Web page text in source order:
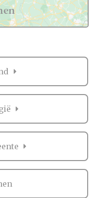
vind je op deze
vind die ene
en wil je op de gok
Je hebt al over
en dan moet je ook
Niet doen! De
de herinneringen
de tijd en zoek
in onze rubriek
Echt, jullie
van
en jullie zullen hem